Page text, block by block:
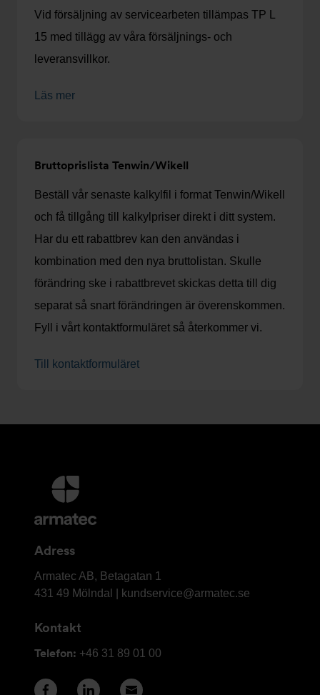
Vid försäljning av servicearbeten tillämpas TP L
15 med tillägg av våra försäljnings- och
leveransvillkor.
Läs mer
Bruttoprislista Tenwin/Wikell
Beställ vår senaste kalkylfil i format Tenwin/Wikell
och få tillgång till kalkylpriser direkt i ditt system.
Har du ett rabattbrev kan den användas i
kombination med den nya bruttolistan. Skulle
förändring ske i rabattbrevet skickas detta till dig
separat så snart förändringen är överenskommen.
Fyll i vårt kontaktformuläret så återkommer vi.
Till kontaktformuläret
Ytterligare
information
och
Adress
Armatec
AB
Armatec AB, Betagatan 1
431 49 Mölndal |
kundservice@armatec.se
Kontakt
Telefon: +46 31 89 01 00